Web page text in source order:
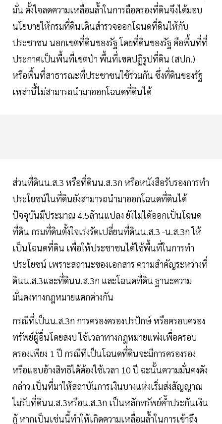
มั่น ตั้งใจลดความเหลื่อมล้ำในการถือครองที่ดินจึงได้มอบ
นโยบายให้กรมที่ดินเดินสำรวจออกโฉนดที่ดินให้กับ
ประชาชน นอกเขตที่ดินของรัฐ โดยที่ดินของรัฐ คือพื้นที่ที่
ประกาศเป็นพื้นที่เขตป่า พื้นที่เขตปฏิรูปที่ดิน (สปก.)
หรือพื้นที่สาธารณะที่ประชาชนใช้ร่วมกัน ซึ่งที่ดินของรัฐ
เหล่านี้ไม่สามารถนำมาออกโฉนดที่ดินได้
ส่วนที่ดินน.ส.3 หรือที่ดินน.ส.3ก หรือหนังสือรับรองการทำ
ประโยชน์ในที่ดินยังสามารถนำมาออกโฉนดที่ดินได้
ปัจจุบันมีประมาณ 4.5ล้านแปลง ยังไม่ได้ออกเป็นโฉนด
ที่ดิน กรมที่ดินตั้งใจเร่งรัดเปลี่ยนที่ดินน.ส.3 -น.ส.3ก ให้
เป็นโฉนดที่ดิน เพื่อให้ประชาชนได้ใช้พื้นที่ในการทำ
ประโยชน์ เพราะสถานะของเอกสาร ความสำคัญระหว่างที่
ดินน.ส.3และที่ดินน.ส.3ก และโฉนดที่ดิน ฐานะความ
มั่นคงทางกฎหมายแตกต่างกัน
กรณีที่เป็นน.ส.3ก การครองครองปรปักษ์ หรือครอบครอง
ทรัพย์ผู้อื่นโดยสงบ ใช้เวลาทางกฎหมายแพ่งเพื่อครอบ
ครองเพียง 1 ปี กรณีทีเป็นโฉนดที่ดินจะมีการครองรอง
หรือแอบอ้างสิทธิได้ต้องใช้เวลา 10 ปี ฉะนั้นความมั่นคงดัง
กล่าว เป็นที่มาให้สถาบันการเงินบางแห่งเริ่มส่งสัญญาณ
ไม่รับที่ดินน.ส.3หรือน.ส.3ก เป็นหลักทรัพย์ค้ำประกันเงิน
กู้ หากเป็นเช่นนี้ทำให้เกิดความเหลื่อมล้ำในการเข้าถึง